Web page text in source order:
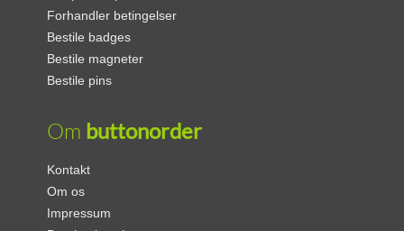
Forhandler betingelser
Bestile badges
Bestile magneter
Bestile pins
Om buttonorder
Kontakt
Om os
Impressum